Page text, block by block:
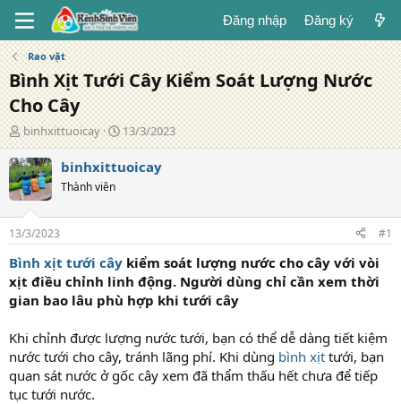
Đăng nhập Đăng ký
Rao vặt
Bình Xịt Tưới Cây Kiểm Soát Lượng Nước
Cho Cây
T
á
c
g
i
ả
binhxittuoicay
N
g
à
g
13/3/2023
binhxittuoicay
Thành viên
13/3/2023 #1
Bình xịt tưới cây kiểm soát lượng nước cho cây với vòi
xịt điều chỉnh linh động. Người dùng chỉ cần xem thời
gian bao lâu phù hợp khi tưới cây
Khi chỉnh được lượng nước tưới, bạn có thể dễ dàng tiết kiệm
nước tưới cho cây, tránh lãng phí. Khi dùng bình xịt tưới, bạn
quan sát nước ở gốc cây xem đã thẩm thấu hết chưa để tiếp
tục tưới nước.